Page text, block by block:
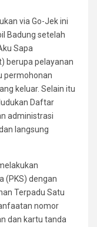
via Go-Jek ini
Badung setelah
Sapa
berupa pelayanan
permohonan
keluar. Selain itu
Daftar
administrasi
langsung
(PKS) dengan
Terpadu Satu
nomor
dan kartu tanda